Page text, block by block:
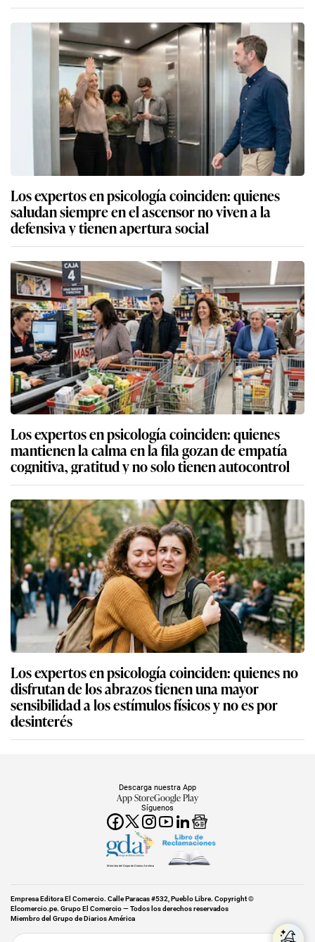
Los expertos en psicología coinciden: quienes
saludan siempre en el ascensor no viven a la
defensiva y tienen apertura social
Los expertos en psicología coinciden: quienes
mantienen la calma en la fila gozan de empatía
cognitiva, gratitud y no solo tienen autocontrol
Los expertos en psicología coinciden: quienes no
disfrutan de los abrazos tienen una mayor
sensibilidad a los estímulos físicos y no es por
desinterés
Síguenos
Descarga nuestra App
App StoreGoogle Play
Miembro del Grupo de Diarios América
Empresa Editora El Comercio. Calle Paracas #532, Pueblo Libre. Copyright ©
Elcomercio.pe. Grupo El Comercio — Todos los derechos reservados
Miembro del Grupo de Diarios América